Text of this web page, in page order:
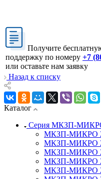
Получите
поддержку по номеру +7
или оставьте нам заявку
Назад к списку
Каталог
Серия МКЗП-
МКЗП-МИКРО
МКЗП-МИКРО
МКЗП-МИКРО
МКЗП-МИКРО
МКЗП-МИКРО